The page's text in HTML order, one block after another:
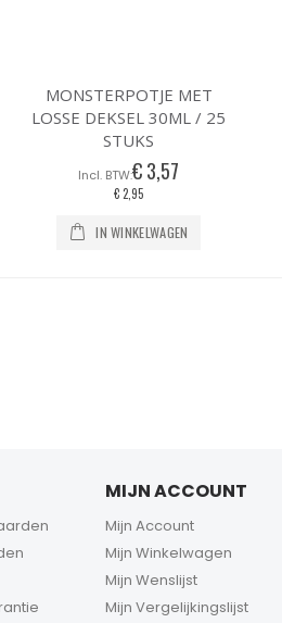
MONSTERPOTJE MET
LOSSE DEKSEL 30ML / 25
STUKS
€ 3,57
€ 2,95
IN WINKELWAGEN
MIJN ACCOUNT
Mijn Account
Mijn Winkelwagen
Mijn Wenslijst
Mijn Vergelijkingslijst